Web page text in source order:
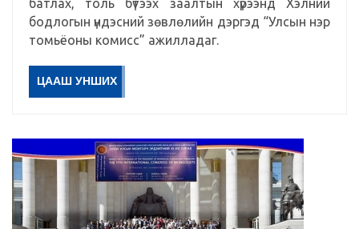
батлах, толь бүтээх заалтын хүрээнд Хэлний
бодлогын үндэсний зөвлөлийн дэргэд “Улсын нэр
томьёоны комисс” ажилладаг.
ЦААШ УНШИХ